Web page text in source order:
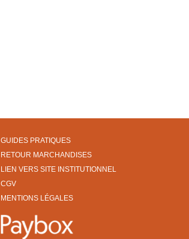
GUIDES PRATIQUES
RETOUR MARCHANDISES
LIEN VERS SITE INSTITUTIONNEL
CGV
MENTIONS LÉGALES